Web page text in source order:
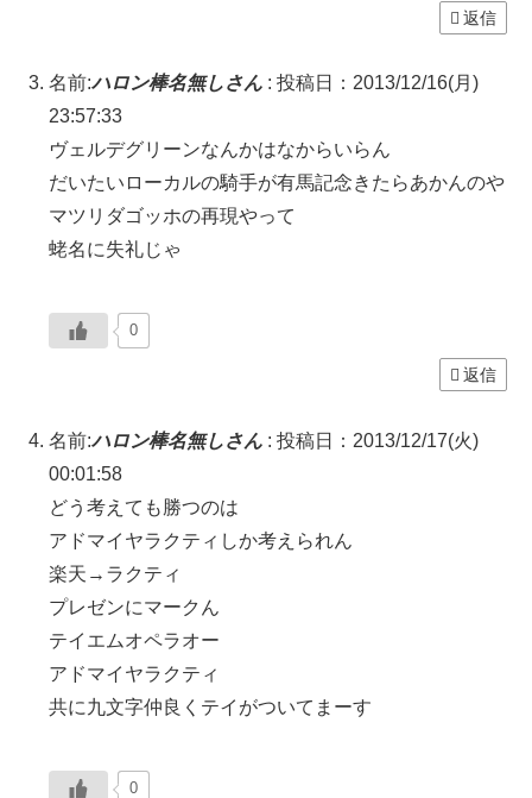
返信
名前:ハロン棒名無しさん : 投稿日：2013/12/16(月)
23:57:33
ヴェルデグリーンなんかはなからいらん
だいたいローカルの騎手が有馬記念きたらあかんのや
マツリダゴッホの再現やって
蛯名に失礼じゃ
0
返信
名前:ハロン棒名無しさん : 投稿日：2013/12/17(火)
00:01:58
どう考えても勝つのは
アドマイヤラクティしか考えられん
楽天→ラクティ
プレゼンにマークん
テイエムオペラオー
アドマイヤラクティ
共に九文字仲良くテイがついてまーす
0